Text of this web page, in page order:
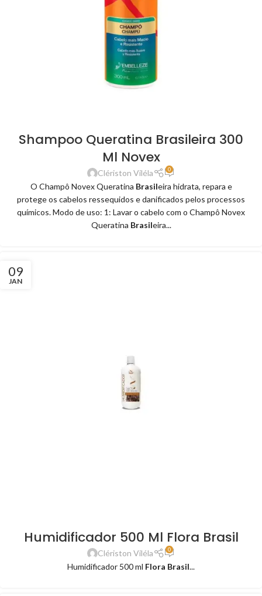
Shampoo Queratina Brasileira 300
Ml Novex
Clériston Viléla 0
O Champô Novex Queratina Brasileira hidrata, repara e
protege os cabelos ressequidos e danificados pelos processos
químicos. Modo de uso: 1: Lavar o cabelo com o Champô Novex
Queratina Brasileira...
09
JAN
Humidificador 500 Ml Flora Brasil
Clériston Viléla 0
Humidificador 500 ml Flora Brasil...